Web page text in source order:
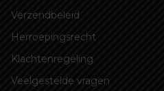
Verzendbeleid
Herroepingsrecht
Klachtenregeling
Veelgestelde vragen